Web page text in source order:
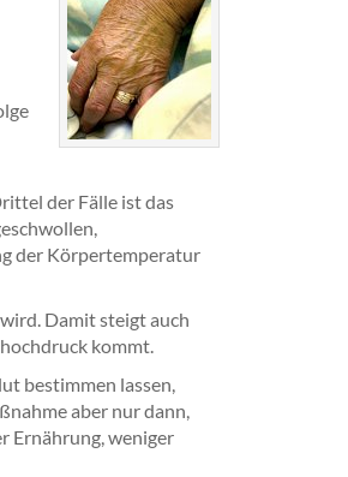
der Fälle ist das
der Körpertemperatur
Damit steigt auch
kommt.
bestimmen lassen,
aber nur dann,
Ernährung, weniger